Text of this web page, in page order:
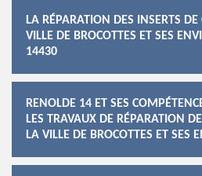
LA RÉPARATION DES INSERTS
VILLE DE BROCOTTES ET SES
14430
RENOLDE 14 ET SES
LES TRAVAUX DE RÉPARATION
LA VILLE DE BROCOTTES ET SES